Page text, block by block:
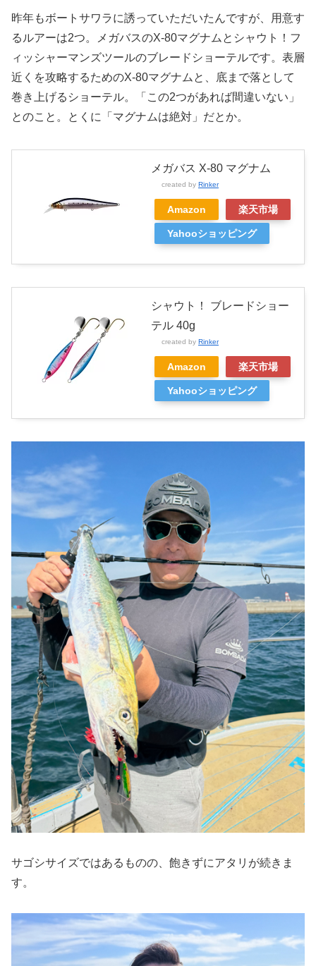
昨年もボートサワラに誘っていただいたんですが、用意す
るルアーは2つ。メガバスのX-80マグナムとシャウト！フ
ィッシャーマンズツールのブレードショーテルです。表層
近くを攻略するためのX-80マグナムと、底まで落として
巻き上げるショーテル。「この2つがあれば間違いない」
とのこと。とくに「マグナムは絶対」だとか。
メガバス X-80 マグナム
created by Rinker
Amazon 楽天市場
Yahooショッピング
シャウト！ ブレードショー
テル 40g
created by Rinker
Amazon 楽天市場
Yahooショッピング
サゴシサイズではあるものの、飽きずにアタリが続きま
す。